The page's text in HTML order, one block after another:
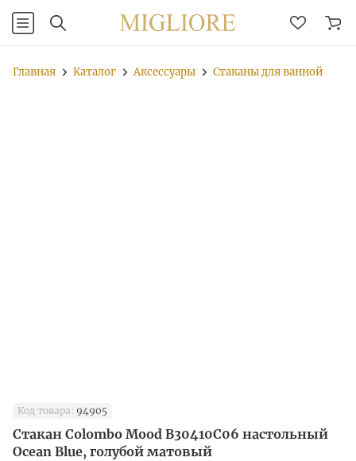
Главная Каталог Аксессуары Стаканы для ванной
Код товара: 94905
Стакан Colombo Mood B30410C06 настольный
Ocean Blue, голубой матовый